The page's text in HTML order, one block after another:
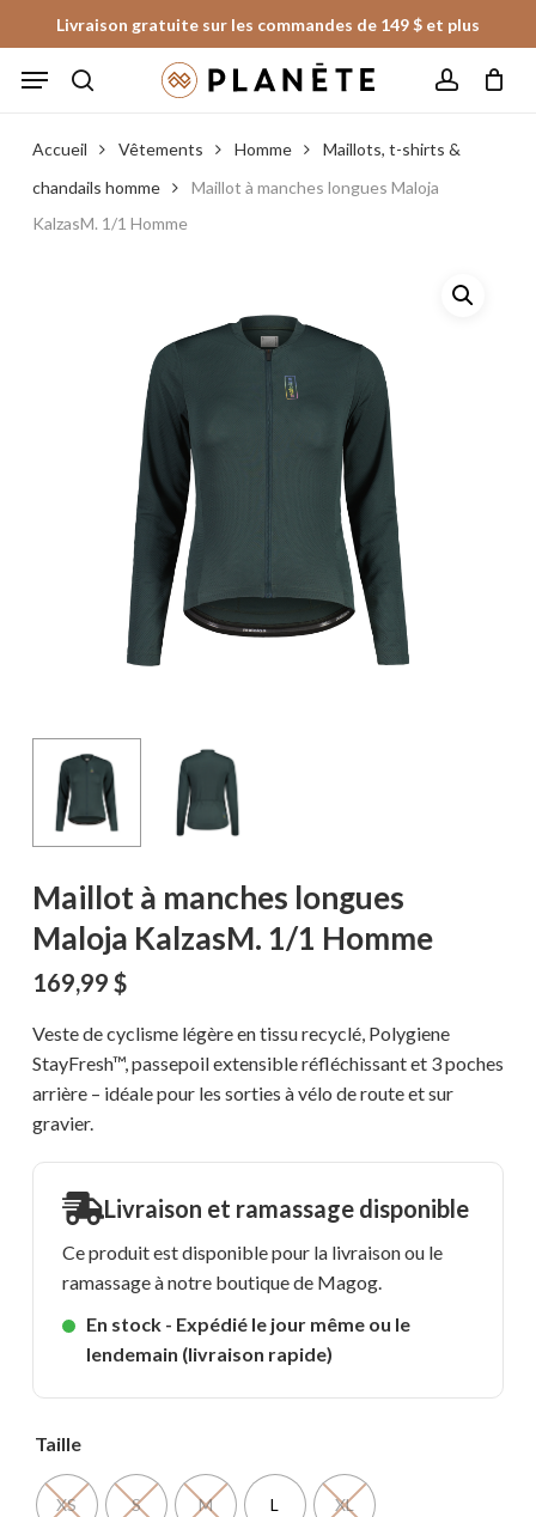
to
main
Livraison gratuite sur les commandes de 149 $ et plus
Menu
Fermer
le
panier
Accueil Vêtements Homme
Maillots, t-shirts &
chandails homme
Maillot à manches longues Maloja
KalzasM. 1/1 Homme
Maillot à manches longues
Maloja KalzasM. 1/1 Homme
169,99 $
Veste de cyclisme légère en tissu recyclé, Polygiene
StayFresh™, passepoil extensible réfléchissant et 3 poches
arrière – idéale pour les sorties à vélo de route et sur
gravier.
Livraison et ramassage disponible
Ce produit est disponible pour la livraison ou le
ramassage à notre boutique de Magog.
En stock - Expédié le jour même ou le
lendemain (livraison rapide)
Taille
XS S M L XL